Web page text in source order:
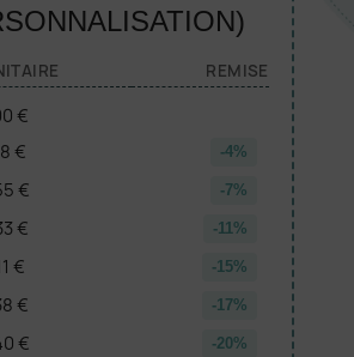
REMISE
€
€ -4%
€ -7%
€ -11%
€ -15%
€ -17%
€ -20%